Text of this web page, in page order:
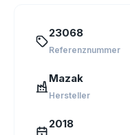
23068
Referenznummer
Mazak
Hersteller
2018